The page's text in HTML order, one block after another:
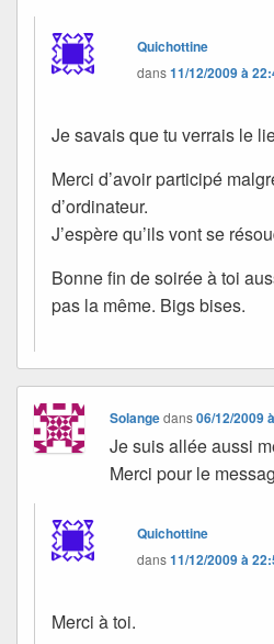
Quichottine
dans11/12/2009 à
Je savais que tu verrais le
Merci d’avoir participé
d’ordinateur.
J’espère qu’ils vont se
Bonne fin de soirée à toi
pas la même. Bigs bises.
Solangedans06/12/2009
Je suis allée aussi
Merci pour le
Quichottine
dans11/12/2009 à
Merci à toi.